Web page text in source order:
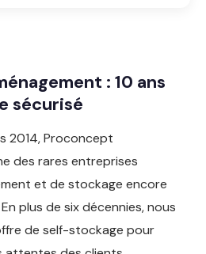
: 10 ans
sécurisé
2014, Proconcept
des rares entreprises
et de stockage encore
plus de six décennies, nous
de self-stockage pour